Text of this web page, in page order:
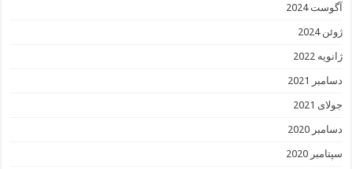
آگوست 2024
ژوئن 2024
ژانویه 2022
دسامبر 2021
جولای 2021
دسامبر 2020
سپتامبر 2020